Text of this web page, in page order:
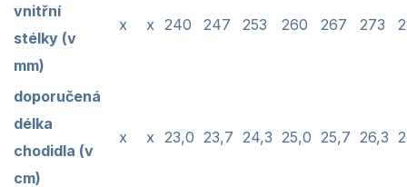
vnitřní
stélky (v
mm)
x x 240 247 253 260 267 273
doporučená
délka
chodidla (v
cm)
x x 23,0 23,7 24,3 25,0 25,7 26,3